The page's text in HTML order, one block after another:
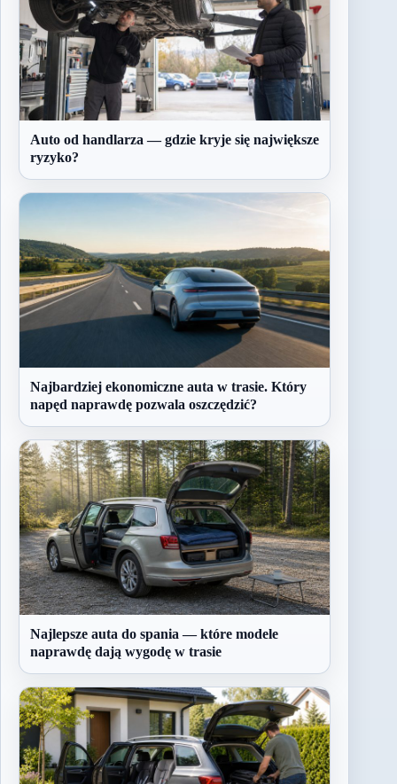
Auto od handlarza — gdzie kryje się największe
ryzyko?
Najbardziej ekonomiczne auta w trasie. Który
napęd naprawdę pozwala oszczędzić?
Najlepsze auta do spania — które modele
naprawdę dają wygodę w trasie